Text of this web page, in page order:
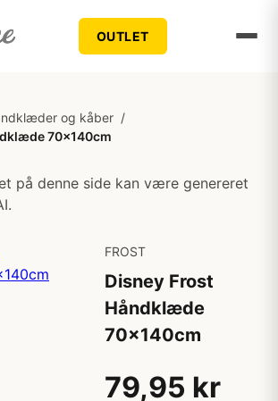
OUTLET
og kåber /
70x140cm
på denne side kan være genereret
FROST
Disney Frost
Håndklæde
70x140cm
79,95 kr